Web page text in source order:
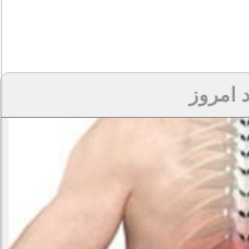
امروز